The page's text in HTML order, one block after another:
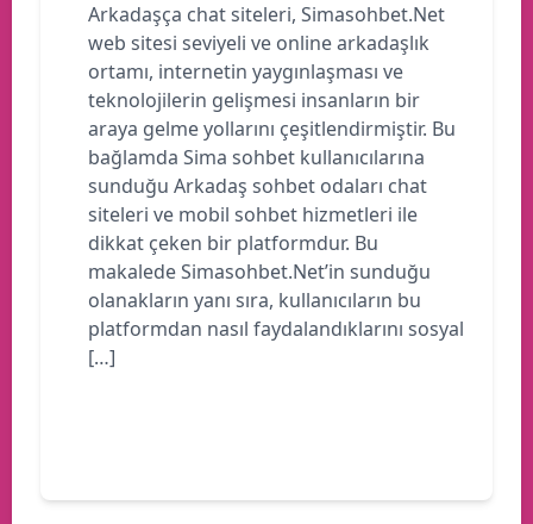
Arkadaşça chat siteleri, Simasohbet.Net
web sitesi seviyeli ve online arkadaşlık
ortamı, internetin yaygınlaşması ve
teknolojilerin gelişmesi insanların bir
araya gelme yollarını çeşitlendirmiştir. Bu
bağlamda Sima sohbet kullanıcılarına
sunduğu Arkadaş sohbet odaları chat
siteleri ve mobil sohbet hizmetleri ile
dikkat çeken bir platformdur. Bu
makalede Simasohbet.Net’in sunduğu
olanakların yanı sıra, kullanıcıların bu
platformdan nasıl faydalandıklarını sosyal
[…]